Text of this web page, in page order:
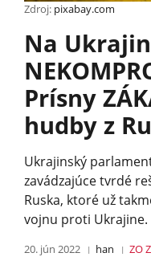
Zdroj: pixabay.com
Na
Prísny
hudby z
Ukrajinský
zavádzajúce tvrdé
Ruska, ktoré už
vojnu proti Ukrajine.
20. jún 2022 han ZO